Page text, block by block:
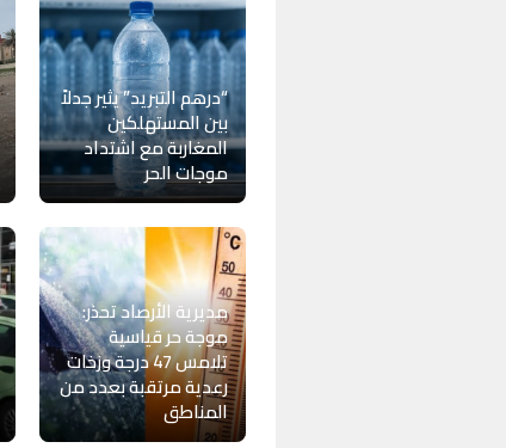
“درهم التبريد” يثير جدلاً
بين المستهلكين
المغاربة مع اشتداد
موجات الحر
مديرية الأرصاد تحذر:
موجة حر قياسية
تلامس 47 درجة وزخات
رعدية مرتقبة بعدد من
المناطق